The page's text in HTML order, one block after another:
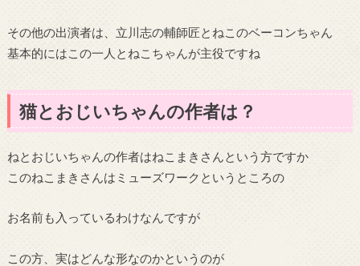
その他の出演者は、立川志の輔師匠とねこのベーコンちゃん
基本的にはこの一人とねこちゃんが主役ですね
猫とおじいちゃんの作者は？
ねとおじいちゃんの作者はねこまきさんという方ですか
このねこまきさんはミューズワークというところの
お名前も入っているわけなんですが
この方、実はどんな形なのかというのが